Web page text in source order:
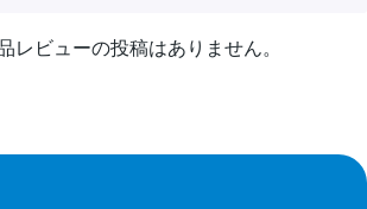
レビューの投稿はありません。